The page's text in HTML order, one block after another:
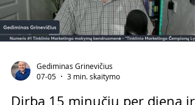
Gediminas Grinevičius
07-05
3 min. skaitymo
Dirba 15 minučių per dieną ir